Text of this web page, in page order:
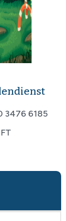
3476 6185